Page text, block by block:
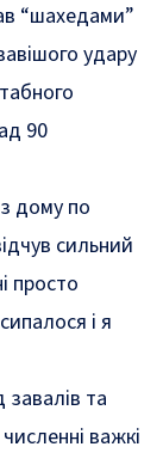
“шахедами”
удару
90
дому по
сильний
просто
і я
та
важкі